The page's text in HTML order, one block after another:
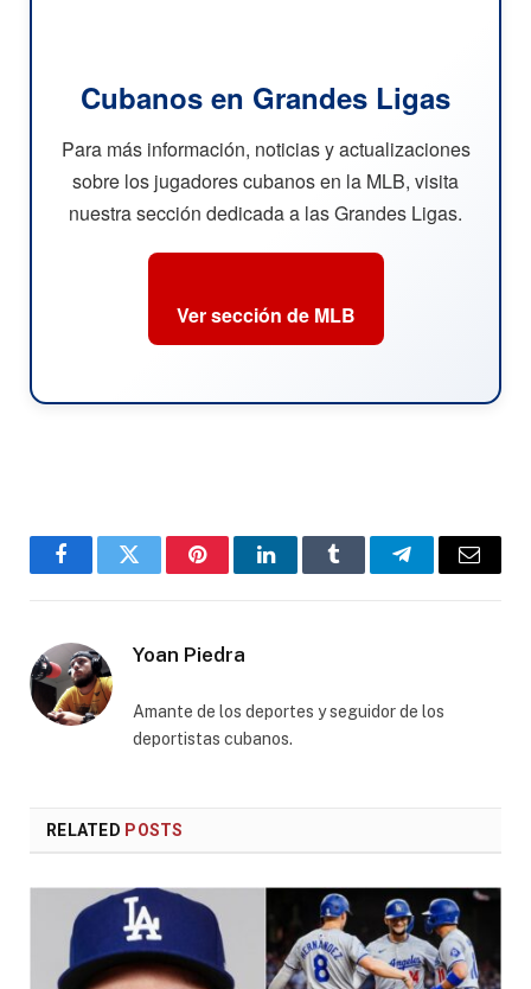
Cubanos en Grandes Ligas
Para más información, noticias y actualizaciones
sobre los jugadores cubanos en la MLB, visita
nuestra sección dedicada a las Grandes Ligas.
Ver sección de MLB
FacebookTwitter PinterestLinkedInTumblr TelegramEmail
Yoan Piedra
Amante de los deportes y seguidor de los
deportistas cubanos.
RELATED POSTS